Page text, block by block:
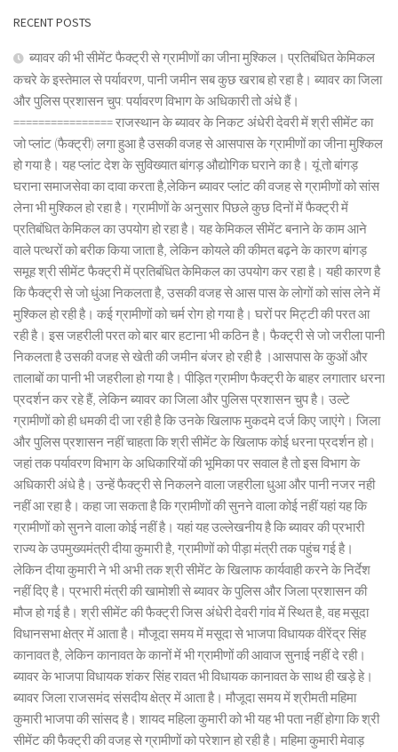
RECENT POSTS
ब्यावर की भी सीमेंट फैक्ट्री से ग्रामीणों का जीना मुश्किल। प्रतिबंधित केमिकल
कचरे के इस्तेमाल से पर्यावरण, पानी जमीन सब कुछ खराब हो रहा है। ब्यावर का जिला
और पुलिस प्रशासन चुप: पर्यावरण विभाग के अधिकारी तो अंधे हैं।
================ राजस्थान के ब्यावर के निकट अंधेरी देवरी में श्री सीमेंट का
जो प्लांट (फैक्ट्री) लगा हुआ है उसकी वजह से आसपास के ग्रामीणों का जीना मुश्किल
हो गया है। यह प्लांट देश के सुविख्यात बांगड़ औद्योगिक घराने का है। यूं तो बांगड़
घराना समाजसेवा का दावा करता है,लेकिन ब्यावर प्लांट की वजह से ग्रामीणों को सांस
लेना भी मुश्किल हो रहा है। ग्रामीणों के अनुसार पिछले कुछ दिनों में फैक्ट्री में
प्रतिबंधित केमिकल का उपयोग हो रहा है। यह केमिकल सीमेंट बनाने के काम आने
वाले पत्थरों को बरीक किया जाता है, लेकिन कोयले की कीमत बढ़ने के कारण बांगड़
समूह श्री सीमेंट फैक्ट्री में प्रतिबंधित केमिकल का उपयोग कर रहा है। यही कारण है
कि फैक्ट्री से जो धुंआ निकलता है, उसकी वजह से आस पास के लोगों को सांस लेने में
मुश्किल हो रही है। कई ग्रामीणों को चर्म रोग हो गया है। घरों पर मिट्टी की परत आ
रही है। इस जहरीली परत को बार बार हटाना भी कठिन है। फैक्ट्री से जो जरीला पानी
निकलता है उसकी वजह से खेती की जमीन बंजर हो रही है ।आसपास के कुओं और
तालाबों का पानी भी जहरीला हो गया है। पीड़ित ग्रामीण फैक्ट्री के बाहर लगातार धरना
प्रदर्शन कर रहे हैं, लेकिन ब्यावर का जिला और पुलिस प्रशासन चुप है। उल्टे
ग्रामीणों को ही धमकी दी जा रही है कि उनके खिलाफ मुकदमे दर्ज किए जाएंगे। जिला
और पुलिस प्रशासन नहीं चाहता कि श्री सीमेंट के खिलाफ कोई धरना प्रदर्शन हो।
जहां तक पर्यावरण विभाग के अधिकारियों की भूमिका पर सवाल है तो इस विभाग के
अधिकारी अंधे है। उन्हें फैक्ट्री से निकलने वाला जहरीला धुआ और पानी नजर नही
नहीं आ रहा है। कहा जा सकता है कि ग्रामीणों की सुनने वाला कोई नहीं यहां यह कि
ग्रामीणों को सुनने वाला कोई नहीं है। यहां यह उल्लेखनीय है कि ब्यावर की प्रभारी
राज्य के उपमुख्यमंत्री दीया कुमारी है, ग्रामीणों को पीड़ा मंत्री तक पहुंच गई है।
लेकिन दीया कुमारी ने भी अभी तक श्री सीमेंट के खिलाफ कार्यवाही करने के निर्देश
नहीं दिए है। प्रभारी मंत्री की खामोशी से ब्यावर के पुलिस और जिला प्रशासन की
मौज हो गई है। श्री सीमेंट की फैक्ट्री जिस अंधेरी देवरी गांव में स्थित है, वह मसूदा
विधानसभा क्षेत्र में आता है। मौजूदा समय में मसूदा से भाजपा विधायक वीरेंद्र सिंह
कानावत है, लेकिन कानावत के कानों में भी ग्रामीणों की आवाज सुनाई नहीं दे रही।
ब्यावर के भाजपा विधायक शंकर सिंह रावत भी विधायक कानावत के साथ ही खड़े हे।
ब्यावर जिला राजसमंद संसदीय क्षेत्र में आता है। मौजूदा समय में श्रीमती महिमा
कुमारी भाजपा की सांसद है। शायद महिला कुमारी को भी यह भी पता नहीं होगा कि श्री
सीमेंट की फैक्ट्री की वजह से ग्रामीणों को परेशान हो रही है। महिमा कुमारी मेवाड़